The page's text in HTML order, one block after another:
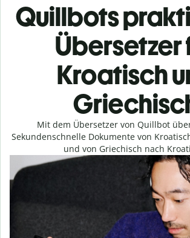
Quillbots
Übersetzer
Kroatisch
Mit dem Übersetzer von Quillbot
Sekundenschnelle Dokumente von
und von Griechisch nach